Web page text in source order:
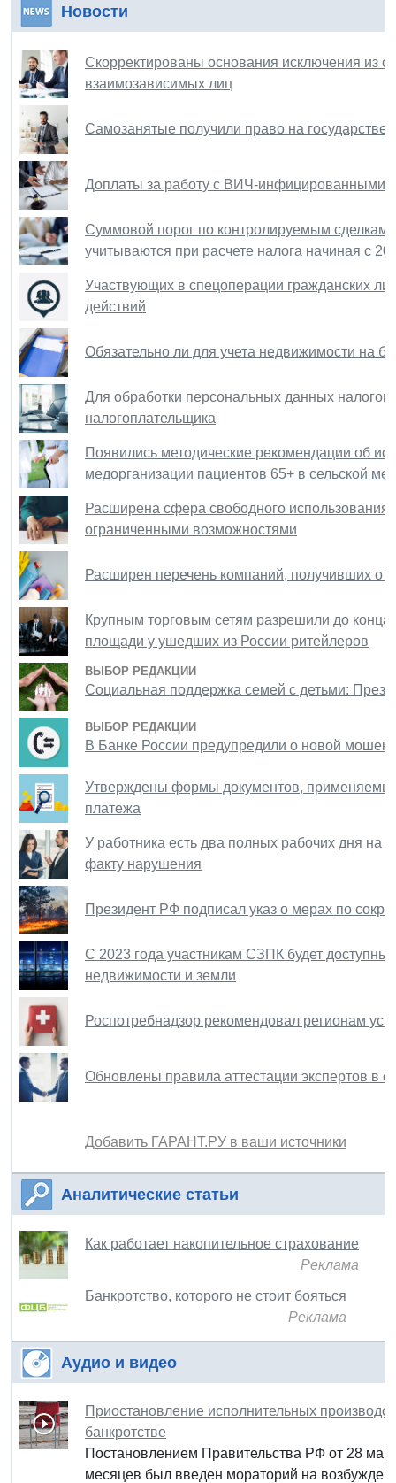
Новости
Скорректированы основания исключения из
взаимозависимых лиц
Самозанятые получили право на
Доплаты за работу с ВИЧ-инфицированными
Суммовой порог по контролируемым сделкам
учитываются при расчете налога начиная с
Участвующих в спецоперации гражданских
действий
Обязательно ли для учета недвижимости на
Для обработки персональных данных
налогоплательщика
Появились методические рекомендации об
медорганизации пациентов 65+ в сельской
Расширена сфера свободного использования
ограниченными возможностями
Расширен перечень компаний, получивших
Крупным торговым сетям разрешили до конца
площади у ушедших из России ритейлеров
ВЫБОР РЕДАКЦИИ
Социальная поддержка семей с детьми:
ВЫБОР РЕДАКЦИИ
В Банке России предупредили о новой
Утверждены формы документов,
платежа
У работника есть два полных рабочих дня на
факту нарушения
Президент РФ подписал указ о мерах по
С 2023 года участникам СЗПК будет
недвижимости и земли
Роспотребнадзор рекомендовал регионам
Обновлены правила аттестации экспертов в
Добавить ГАРАНТ.РУ в ваши источники
Аналитические статьи
Как работает накопительное страхование
Реклама
Банкротство, которого не стоит бояться
Реклама
Аудио и видео
Приостановление исполнительных
банкротстве
Постановлением Правительства РФ от 28
месяцев был введен мораторий на